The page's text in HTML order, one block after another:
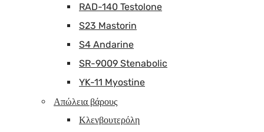
RAD-140 Testolone
S23 Mastorin
S4 Andarine
SR-9009 Stenabolic
YK-11 Myostine
Απώλεια βάρους
Κλενβουτερόλη